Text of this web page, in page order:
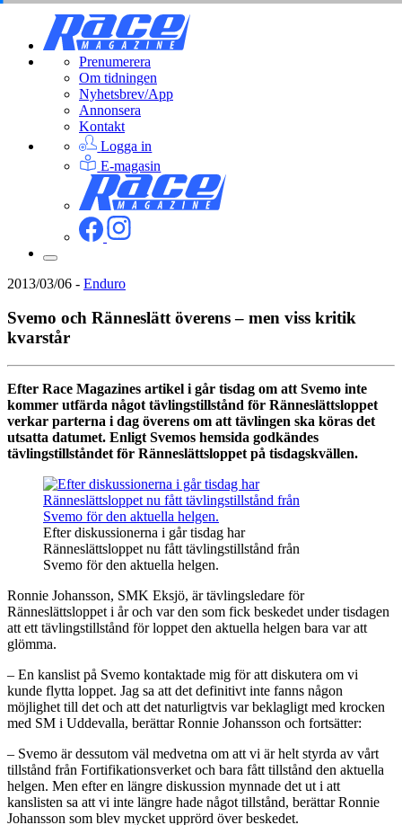
Prenumerera
Om tidningen
Nyhetsbrev/App
Annonsera
Kontakt
Logga in
E-magasin
2013/03/06 - Enduro
Svemo och Ränneslätt överens – men viss kritik
kvarstår
Efter Race Magazines artikel i går tisdag om att Svemo inte
kommer utfärda något tävlingstillstånd för Ränneslättsloppet
verkar parterna i dag överens om att tävlingen ska köras det
utsatta datumet. Enligt Svemos hemsida godkändes
tävlingstillståndet för Ränneslättsloppet på tisdagskvällen.
Efter diskussionerna i går tisdag har
Ränneslättsloppet nu fått tävlingstillstånd från
Svemo för den aktuella helgen.
Ronnie Johansson, SMK Eksjö, är tävlingsledare för
Ränneslättsloppet i år och var den som fick beskedet under tisdagen
att ett tävlingstillstånd för loppet den aktuella helgen bara var att
glömma.
– En kanslist på Svemo kontaktade mig för att diskutera om vi
kunde flytta loppet. Jag sa att det definitivt inte fanns någon
möjlighet till det och att det naturligtvis var beklagligt med krocken
med SM i Uddevalla, berättar Ronnie Johansson och fortsätter:
– Svemo är dessutom väl medvetna om att vi är helt styrda av vårt
tillstånd från Fortifikationsverket och bara fått tillstånd den aktuella
helgen. Men efter en längre diskussion mynnade det ut i att
kanslisten sa att vi inte längre hade något tillstånd, berättar Ronnie
Johansson som blev mycket upprörd över beskedet.